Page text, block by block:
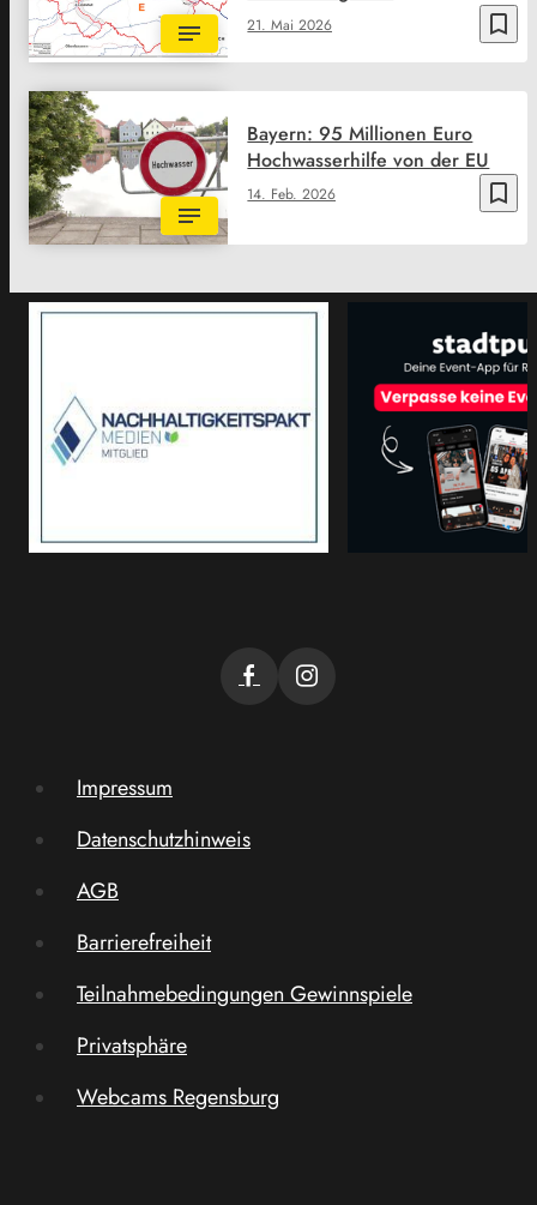
bookmark_border
21. Mai 2026
bookmark_border
14. Feb. 2026
Bayern: 95 Millionen Euro
Hochwasserhilfe von der EU
Impressum
Datenschutzhinweis
AGB
Barrierefreiheit
Teilnahmebedingungen Gewinnspiele
Privatsphäre
Webcams Regensburg